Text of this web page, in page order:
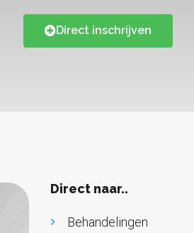
Direct inschrijven
Direct naar..
Behandelingen